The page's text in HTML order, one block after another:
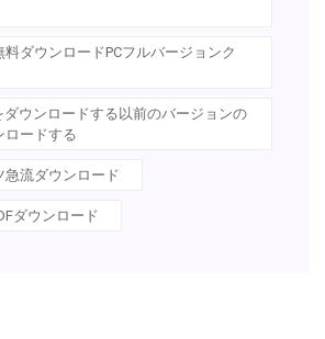
ダウンロードPCフルバージョンク
ウンロードする以前のバージョンの
ロードする
急流ダウンロード
ダウンロード